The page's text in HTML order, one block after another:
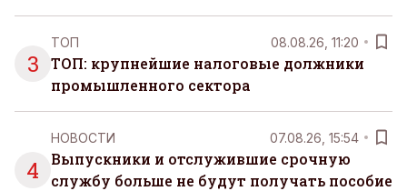
3
ТОП 08.08.26, 11:20
ТОП: крупнейшие налоговые должники
промышленного сектора
4
НОВОСТИ 07.08.26, 15:54
Выпускники и отслужившие срочную
службу больше не будут получать пособие